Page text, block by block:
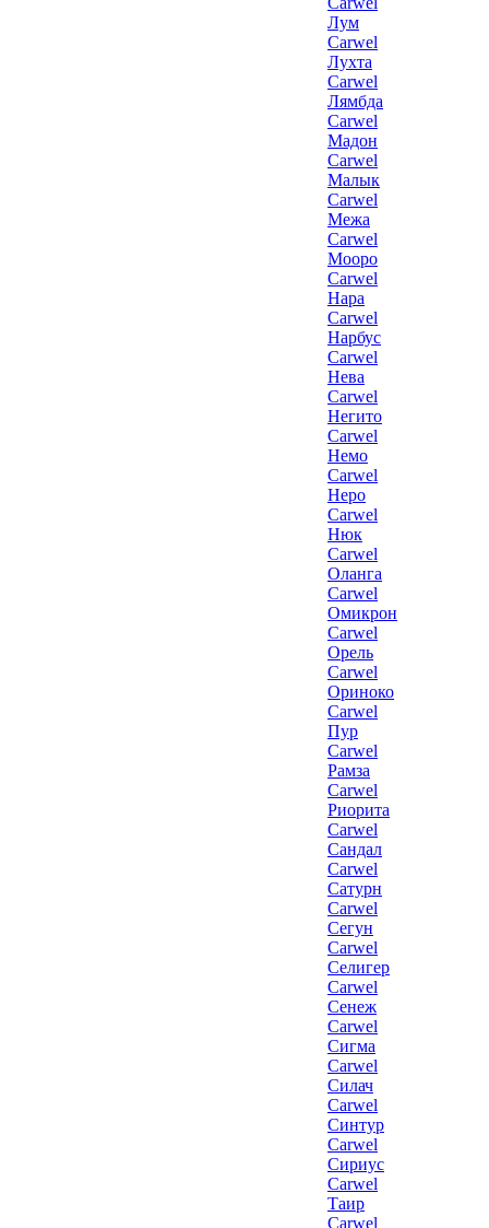
Лум
Carwel
Лухта
Carwel
Лямбда
Carwel
Мадон
Carwel
Малык
Carwel
Межа
Carwel
Мооро
Carwel
Нара
Carwel
Нарбус
Carwel
Нева
Carwel
Негито
Carwel
Немо
Carwel
Неро
Carwel
Нюк
Carwel
Оланга
Carwel
Омикрон
Carwel
Орель
Carwel
Ориноко
Carwel
Пур
Carwel
Рамза
Carwel
Риорита
Carwel
Сандал
Carwel
Сатурн
Carwel
Сегун
Carwel
Селигер
Carwel
Сенеж
Carwel
Сигма
Carwel
Силач
Carwel
Синтур
Carwel
Сириус
Carwel
Таир
Carwel